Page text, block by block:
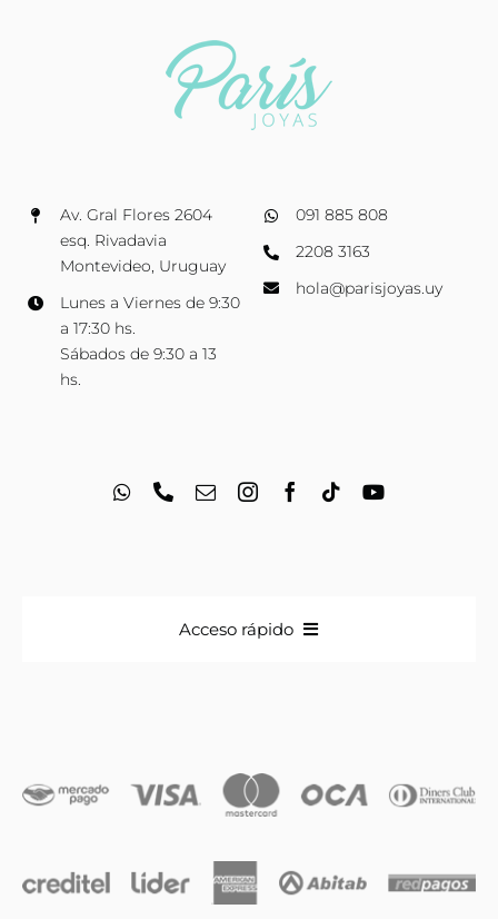
Av. Gral Flores 2604
esq. Rivadavia
Montevideo, Uruguay
Lunes a Viernes de 9:30
a 17:30 hs.
Sábados de 9:30 a 13
hs.
091 885 808
2208 3163
hola@parisjoyas.uy
Acceso rápido
Iniciales